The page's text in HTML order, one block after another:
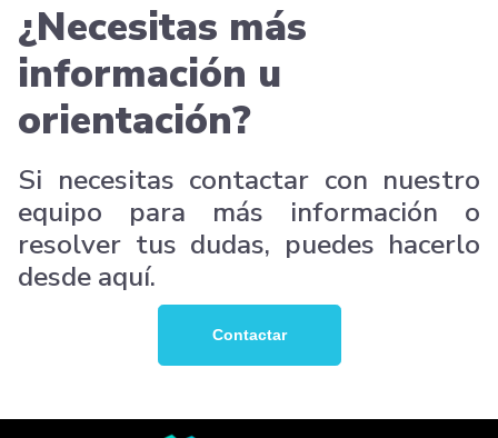
¿Necesitas más
información u
orientación?
Si necesitas contactar con nuestro
equipo para más información o
resolver tus dudas, puedes hacerlo
desde aquí.
Contactar